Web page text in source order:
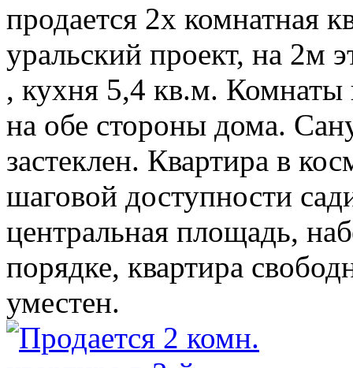
продается 2х комнатная
уральский проект, на 2м
, кухня 5,4 кв.м.
на обе стороны дома.
застеклен. Квартира в
шаговой доступности
центральная площадь,
порядке, квартира
уместен.